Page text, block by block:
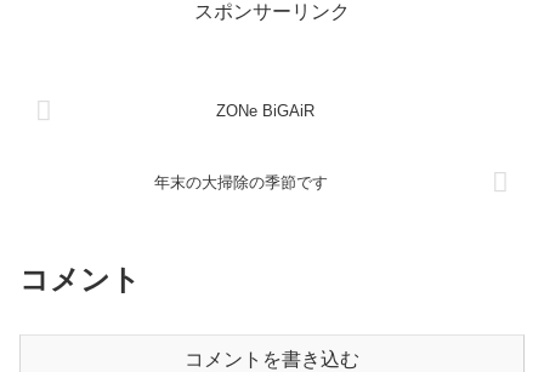
スポンサーリンク
ZONe BiGAiR
年末の大掃除の季節です
コメント
コメントを書き込む